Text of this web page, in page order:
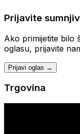
Prijavite
Ako primijetite bilo
oglasu, prijavite
Prijavi oglas →
Trgovina